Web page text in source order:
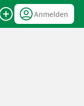
Anmelden